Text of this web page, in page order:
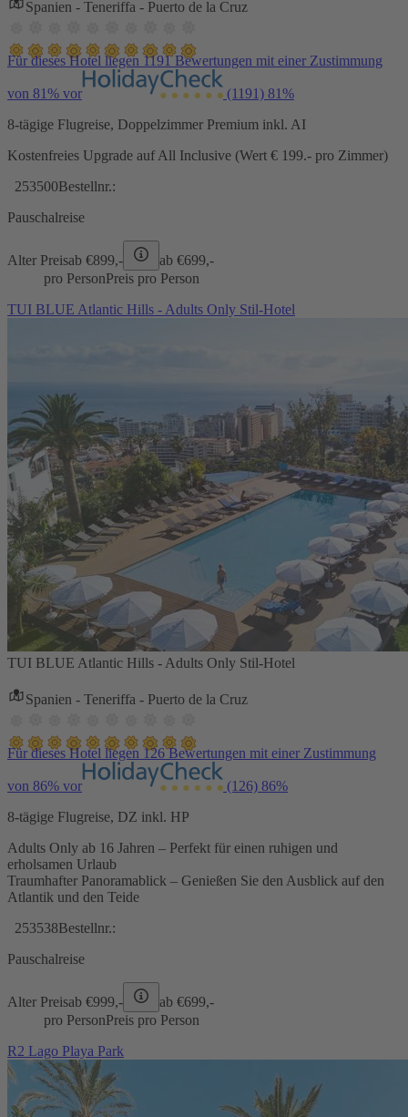
Spanien - Teneriffa - Puerto de la Cruz
Für dieses Hotel liegen 1191 Bewertungen mit einer Zustimmung
von 81% vor (1191) 81%
8-tägige Flugreise, Doppelzimmer Premium inkl. AI
Kostenfreies Upgrade auf All Inclusive (Wert € 199.- pro Zimmer)
253500Bestellnr.:
Pauschalreise
Alter Preisab €899,- ab €699,-
pro PersonPreis pro Person
TUI BLUE Atlantic Hills - Adults Only Stil-Hotel
TUI BLUE Atlantic Hills - Adults Only Stil-Hotel
Spanien - Teneriffa - Puerto de la Cruz
Für dieses Hotel liegen 126 Bewertungen mit einer Zustimmung
von 86% vor (126) 86%
8-tägige Flugreise, DZ inkl. HP
Adults Only ab 16 Jahren – Perfekt für einen ruhigen und
erholsamen Urlaub
Traumhafter Panoramablick – Genießen Sie den Ausblick auf den
Atlantik und den Teide
253538Bestellnr.:
Pauschalreise
Alter Preisab €999,- ab €699,-
pro PersonPreis pro Person
R2 Lago Playa Park